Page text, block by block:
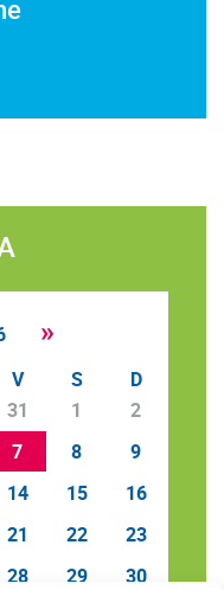
»
V S
D
31 1
2
7 8
9
14 15
16
21 22
23
28 29
30